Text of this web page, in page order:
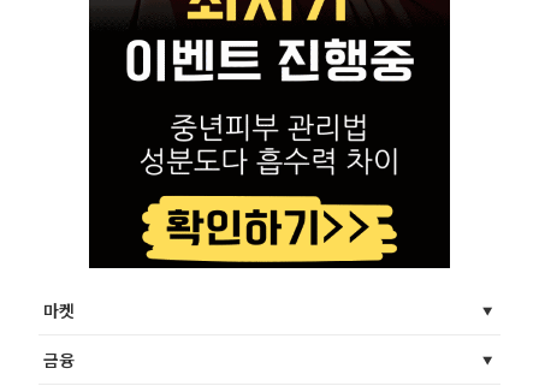
마켓
금융